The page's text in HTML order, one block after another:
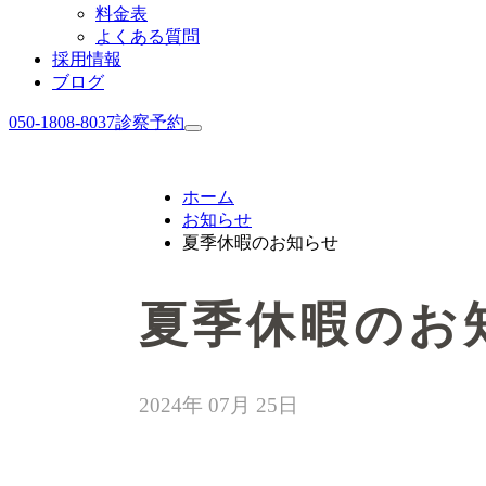
料金表
よくある質問
採用情報
ブログ
050-1808-8037診察予約
ホーム
お知らせ
夏季休暇のお知らせ
夏季休暇のお
2024年 07月 25日